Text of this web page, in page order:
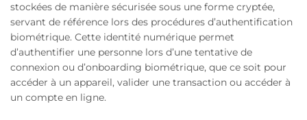
stockées de manière sécurisée sous une forme cryptée,
servant de référence lors des procédures d’authentification
biométrique. Cette identité numérique permet
d’authentifier une personne lors d’une tentative de
connexion ou d’onboarding biométrique, que ce soit pour
accéder à un appareil, valider une transaction ou accéder à
un compte en ligne.